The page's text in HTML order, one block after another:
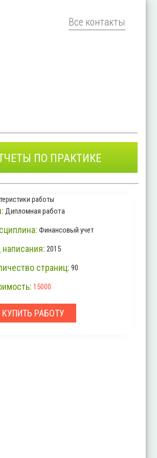
Все контакты
ПО ПРАКТИКЕ
работы
Дипломная работа
Финансовый учет
написания: 2015
страниц: 90
15000
КУПИТЬ РАБОТУ